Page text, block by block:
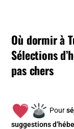
Où dormir à
Sélections
pas chers
Pour
suggestions